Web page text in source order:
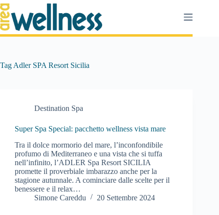
Salta
al
contenuto
Tag Adler SPA Resort Sicilia
Destination Spa
Super Spa Special: pacchetto wellness vista mare
Tra il dolce mormorio del mare, l’inconfondibile
profumo di Mediterraneo e una vista che si tuffa
nell’infinito, l’ADLER Spa Resort SICILIA
promette il proverbiale imbarazzo anche per la
stagione autunnale. A cominciare dalle scelte per il
benessere e il relax…
Simone Careddu
20 Settembre 2024